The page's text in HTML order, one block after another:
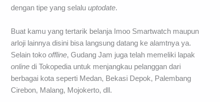
dengan tipe yang selaluuptodate.
Buat kamu yang tertarik belanja Imoo Smartwatch maupun
arloji lainnya disini bisa langsung datang ke alamtnya ya.
Selain tokooffline, Gudang Jam juga telah memeliki lapak
online di Tokopedia untuk menjangkau pelanggan dari
berbagai kota seperti Medan, Bekasi Depok, Palembang
Cirebon, Malang, Mojokerto, dll.